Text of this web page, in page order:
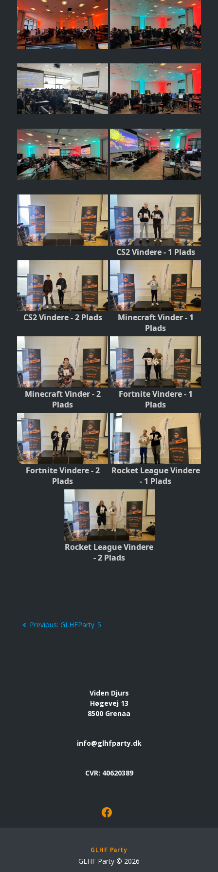
CS2 Vindere - 1 Plads
CS2 Vindere - 2 Plads
Minecraft Vinder - 1
Plads
Minecraft Vinder - 2
Plads
Fortnite Vindere - 1
Plads
Fortnite Vindere - 2
Plads
Rocket League Vindere
- 1 Plads
Rocket League Vindere
- 2 Plads
PostPrevious: Previous
GLHFParty_5
Viden Djurs
Høgevej 13
8500 Grenaa
info@glhfparty.dk
CVR: 40620389
GLHF Party
GLHF Party © 2026